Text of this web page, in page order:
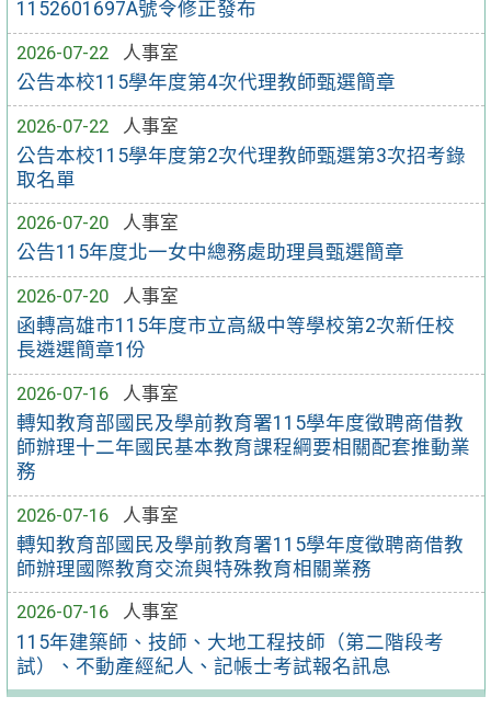
1152601697A號令修正發布
2026-07-22
人事室
公告本校115學年度第4次代理教師甄選簡章
2026-07-22
人事室
公告本校115學年度第2次代理教師甄選第3次招考錄
取名單
2026-07-20
人事室
公告115年度北一女中總務處助理員甄選簡章
2026-07-20
人事室
函轉高雄市115年度市立高級中等學校第2次新任校
長遴選簡章1份
2026-07-16
人事室
轉知教育部國民及學前教育署115學年度徵聘商借教
師辦理十二年國民基本教育課程綱要相關配套推動業
務
2026-07-16
人事室
轉知教育部國民及學前教育署115學年度徵聘商借教
師辦理國際教育交流與特殊教育相關業務
2026-07-16
人事室
115年建築師、技師、大地工程技師（第二階段考
試）、不動產經紀人、記帳士考試報名訊息